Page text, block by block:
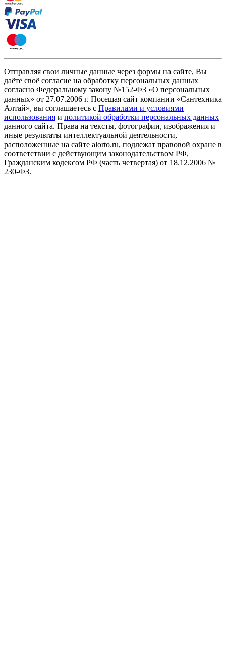
Отправляя свои личные данные через формы на сайте, Вы
даёте своё согласие на обработку персональных данных
согласно Федеральному закону №152-ФЗ «О персональных
данных» от 27.07.2006 г. Посещая сайт компании «Cантехника
Алтай», вы соглашаетесь с Правилами и условиями
использования и политикой обработки персональных данных
данного сайта. Права на тексты, фотографии, изображения и
иные результаты интеллектуальной деятельности,
расположенные на сайте alorto.ru, подлежат правовой охране в
соответствии с действующим законодательством РФ,
Гражданским кодексом РФ (часть четвертая) от 18.12.2006 №
230-ФЗ.